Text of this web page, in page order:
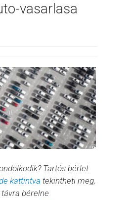
vasarlasa
Tartós bérlet
kattintva tekintheti meg,
bérelne